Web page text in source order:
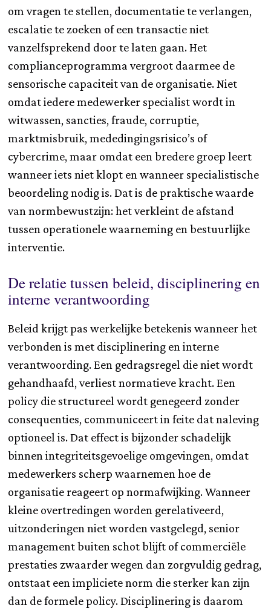
om vragen te stellen, documentatie te verlangen,
escalatie te zoeken of een transactie niet
vanzelfsprekend door te laten gaan. Het
complianceprogramma vergroot daarmee de
sensorische capaciteit van de organisatie. Niet
omdat iedere medewerker specialist wordt in
witwassen, sancties, fraude, corruptie,
marktmisbruik, mededingingsrisico’s of
cybercrime, maar omdat een bredere groep leert
wanneer iets niet klopt en wanneer specialistische
beoordeling nodig is. Dat is de praktische waarde
van normbewustzijn: het verkleint de afstand
tussen operationele waarneming en bestuurlijke
interventie.
De relatie tussen beleid, disciplinering en
interne verantwoording
Beleid krijgt pas werkelijke betekenis wanneer het
verbonden is met disciplinering en interne
verantwoording. Een gedragsregel die niet wordt
gehandhaafd, verliest normatieve kracht. Een
policy die structureel wordt genegeerd zonder
consequenties, communiceert in feite dat naleving
optioneel is. Dat effect is bijzonder schadelijk
binnen integriteitsgevoelige omgevingen, omdat
medewerkers scherp waarnemen hoe de
organisatie reageert op normafwijking. Wanneer
kleine overtredingen worden gerelativeerd,
uitzonderingen niet worden vastgelegd, senior
management buiten schot blijft of commerciële
prestaties zwaarder wegen dan zorgvuldig gedrag,
ontstaat een impliciete norm die sterker kan zijn
dan de formele policy. Disciplinering is daarom